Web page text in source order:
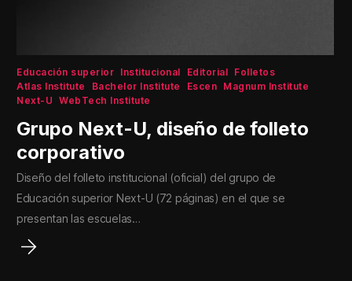
Educación superior Institucional Editorial Folletos
Atlas Institute
Bachelor Institute Escen Magnum Institute
Next-U WebTech Institute
Grupo Next-U, diseño de folleto
corporativo
Diseño del folleto institucional (oficial) del grupo de
Educación superior Next-U (72 páginas) en el que se
presentan las escuelas…